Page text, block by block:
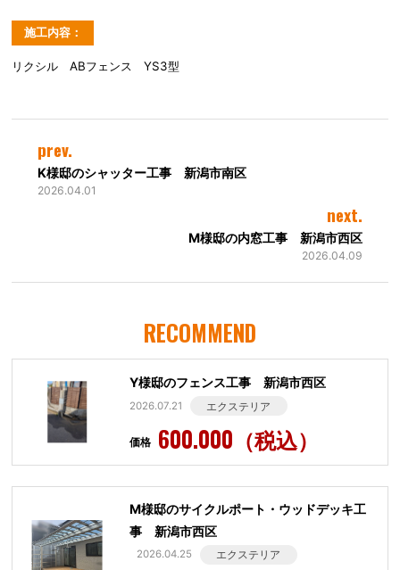
施工内容：
リクシル ABフェンス YS3型
prev.
K様邸のシャッター工事 新潟市南区
2026.04.01
next.
M様邸の内窓工事 新潟市西区
2026.04.09
RECOMMEND
Y様邸のフェンス工事 新潟市西区
2026.07.21 エクステリア
価格 600.000（税込）
M様邸のサイクルポート・ウッドデッキ工
事 新潟市西区
2026.04.25 エクステリア